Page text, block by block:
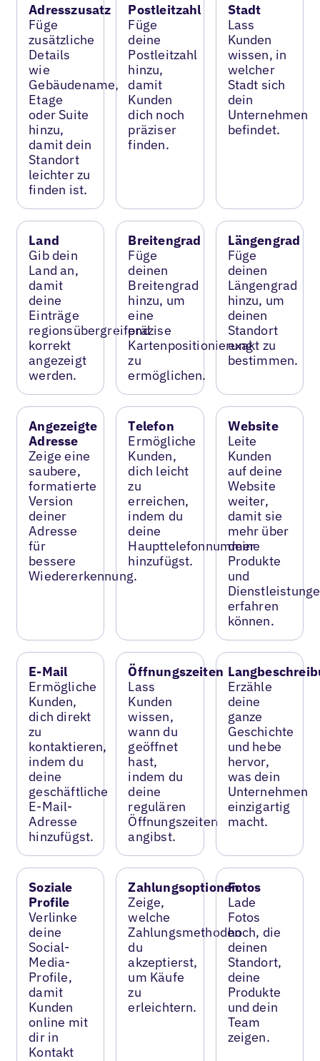
Adresszusatz
Füge
zusätzliche
Details
wie
Gebäudename,
Etage
oder Suite
hinzu,
damit dein
Standort
leichter zu
finden ist.
Postleitzahl
Füge
deine
Postleitzahl
hinzu,
damit
Kunden
dich noch
präziser
finden.
Stadt
Lass
Kunden
wissen, in
welcher
Stadt sich
dein
Unternehmen
befindet.
Land
Gib dein
Land an,
damit
deine
Einträge
regionsübergreifend
korrekt
angezeigt
werden.
Breitengrad
Füge
deinen
Breitengrad
hinzu, um
eine
präzise
Kartenpositionierung
zu
ermöglichen.
Längengrad
Füge
deinen
Längengrad
hinzu, um
deinen
Standort
exakt zu
bestimmen.
Angezeigte
Adresse
Zeige eine
saubere,
formatierte
Version
deiner
Adresse
für
bessere
Wiedererkennung.
Telefon
Ermögliche
Kunden,
dich leicht
zu
erreichen,
indem du
deine
Haupttelefonnummer
hinzufügst.
Website
Leite
Kunden
auf deine
Website
weiter,
damit sie
mehr über
deine
Produkte
und
erfahren
können.
E-Mail
Ermögliche
Kunden,
dich direkt
zu
kontaktieren,
indem du
deine
geschäftliche
E-Mail-
Adresse
hinzufügst.
Öffnungszeiten
Lass
Kunden
wissen,
wann du
geöffnet
hast,
indem du
deine
regulären
Öffnungszeiten
angibst.
Erzähle
deine
ganze
Geschichte
und hebe
hervor,
was dein
Unternehmen
einzigartig
macht.
Soziale
Profile
Verlinke
deine
Social-
Media-
Profile,
damit
Kunden
online mit
dir in
Kontakt
Zahlungsoptionen
Zeige,
welche
Zahlungsmethoden
du
akzeptierst,
um Käufe
zu
erleichtern.
Fotos
Lade
Fotos
hoch, die
deinen
Standort,
deine
Produkte
und dein
Team
zeigen.